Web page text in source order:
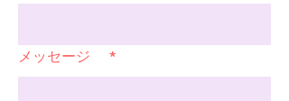
メッセージ